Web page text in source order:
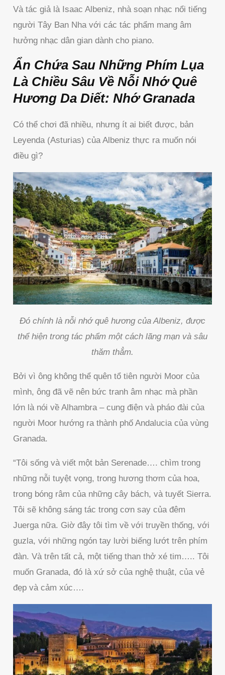
Và tác giả là Isaac Albeniz, nhà soạn nhạc nổi tiếng
người Tây Ban Nha với các tác phẩm mang âm
hưởng nhạc dân gian dành cho piano.
Ẩn Chứa Sau Những Phím Lụa
Là Chiều Sâu Về Nỗi Nhớ Quê
Hương Da Diết: Nhớ Granada
Có thể chơi đã nhiều, nhưng ít ai biết được, bản
Leyenda (Asturias) của Albeniz thực ra muốn nói
điều gì?
Đó chính là nỗi nhớ quê hương của Albeniz, được
thể hiện trong tác phẩm một cách lãng mạn và sâu
thăm thẳm.
Bởi vì ông không thể quên tổ tiên người Moor của
mình, ông đã vẽ nên bức tranh âm nhạc mà phần
lớn là nói về Alhambra – cung điện và pháo đài của
người Moor hướng ra thành phố Andalucia của vùng
Granada.
“Tôi sống và viết một bản Serenade…. chìm trong
những nỗi tuyệt vọng, trong hương thơm của hoa,
trong bóng râm của những cây bách, và tuyết Sierra.
Tôi sẽ không sáng tác trong cơn say của đêm
Juerga nữa. Giờ đây tôi tìm về với truyền thống, với
guzla, với những ngón tay lười biếng lướt trên phím
đàn. Và trên tất cả, một tiếng than thở xé tim….. Tôi
muốn Granada, đó là xứ sở của nghệ thuật, của vẻ
đẹp và cảm xúc….